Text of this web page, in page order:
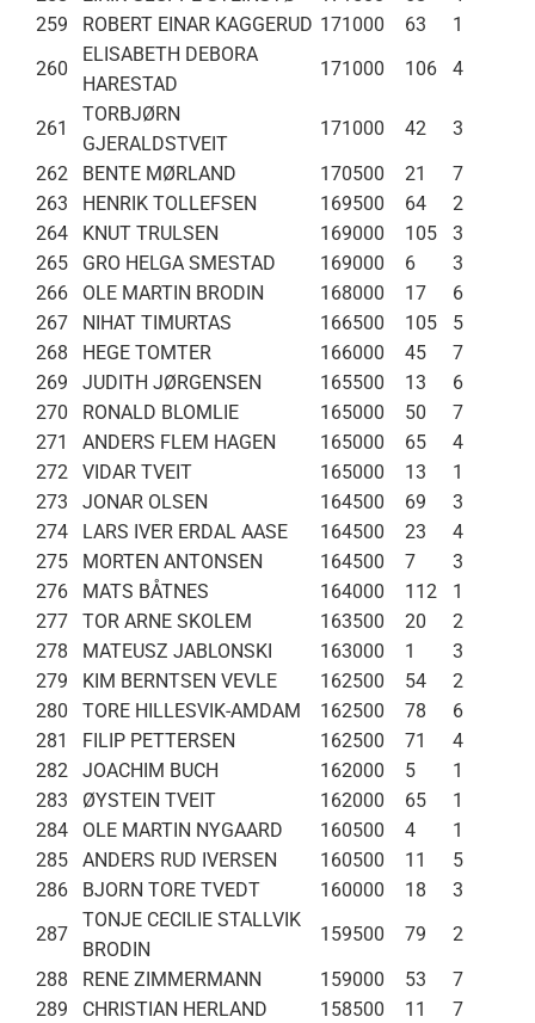
259
ROBERT EINAR KAGGERUD 171000 63
1
260
ELISABETH DEBORA
HARESTAD
171000 106 4
261
TORBJØRN
GJERALDSTVEIT
171000 42
3
262
BENTE MØRLAND 170500 21
7
263
HENRIK TOLLEFSEN 169500 64
2
264
KNUT TRULSEN 169000 105
3
265
GRO HELGA SMESTAD 169000 6
3
266
OLE MARTIN BRODIN 168000 17
6
267
NIHAT TIMURTAS 166500 105
5
268
HEGE TOMTER 166000 45
7
269
JUDITH JØRGENSEN 165500 13
6
270
RONALD BLOMLIE 165000 50
7
271
ANDERS FLEM HAGEN 165000 65
4
272
VIDAR TVEIT 165000 13
1
273
JONAR OLSEN 164500 69
3
274
LARS IVER ERDAL AASE 164500 23
4
275
MORTEN ANTONSEN 164500 7
3
276
MATS BÅTNES 164000 112
1
277
TOR ARNE SKOLEM 163500 20
2
278
MATEUSZ JABLONSKI 163000 1
3
279
KIM BERNTSEN VEVLE 162500 54
2
280
TORE HILLESVIK-AMDAM 162500 78
6
281
FILIP PETTERSEN 162500 71
4
282
JOACHIM BUCH 162000 5
1
283
ØYSTEIN TVEIT 162000 65
1
284
OLE MARTIN NYGAARD 160500 4
1
285
ANDERS RUD IVERSEN 160500 11
5
286
BJORN TORE TVEDT 160000 18
3
287
TONJE CECILIE STALLVIK
BRODIN
159500 79
2
288
RENE ZIMMERMANN 159000 53
7
289
CHRISTIAN HERLAND 158500 11
7